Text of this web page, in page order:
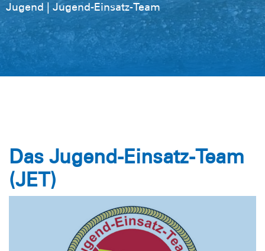
Jugend | Jugend-Einsatz-Team
Das Jugend-Einsatz-Team
(JET)